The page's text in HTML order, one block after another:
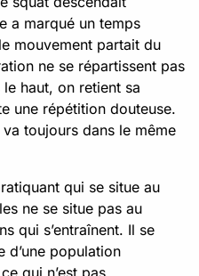
a marqué un temps
mouvement partait du
ne se répartissent pas
haut, on retient sa
une répétition douteuse.
toujours dans le même
qui se situe au
ne se situe pas au
qui s’entraînent. Il se
d’une population
qui n’est pas